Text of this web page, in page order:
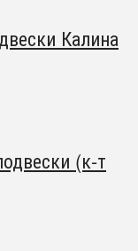
Калина
(к-т